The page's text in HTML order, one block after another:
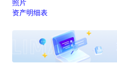
照片
资产明细表